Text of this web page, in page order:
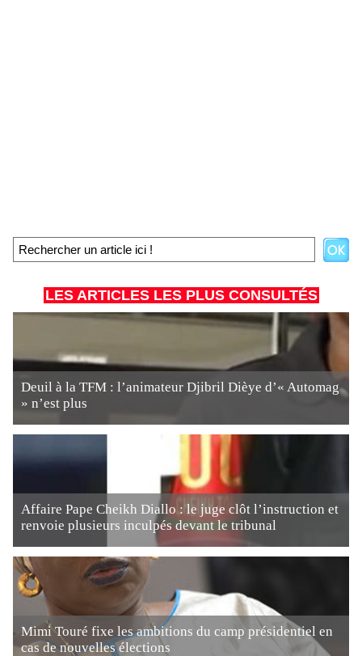
LES ARTICLES LES PLUS CONSULTÉS
Deuil à la TFM : l’animateur Djibril Dièye d’« Automag
» n’est plus
Affaire Pape Cheikh Diallo : le juge clôt l’instruction et
renvoie plusieurs inculpés devant le tribunal
Mimi Touré fixe les ambitions du camp présidentiel en
cas de nouvelles élections